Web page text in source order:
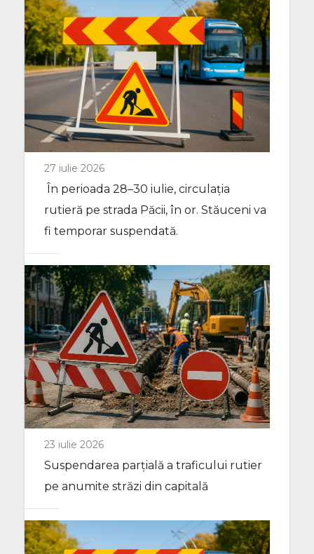
27 iulie 2026
În perioada 28–30 iulie, circulația
rutieră pe strada Păcii, în or. Stăuceni va
fi temporar suspendată.
23 iulie 2026
Suspendarea parțială a traficului rutier
pe anumite străzi din capitală